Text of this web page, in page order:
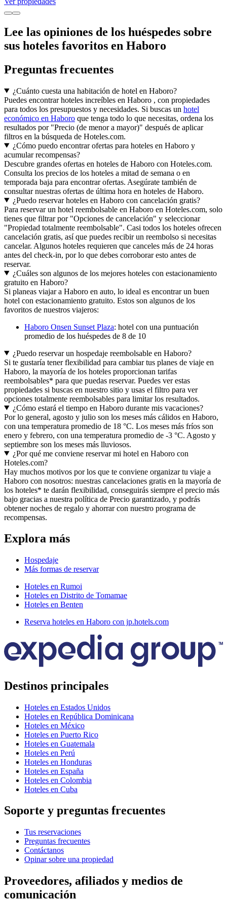
Lee las opiniones de los huéspedes sobre
sus hoteles favoritos en Haboro
Preguntas frecuentes
¿Cuánto cuesta una habitación de hotel en Haboro?
Puedes encontrar hoteles increíbles en Haboro , con propiedades
para todos los presupuestos y necesidades. Si buscas un hotel
económico en Haboro que tenga todo lo que necesitas, ordena los
resultados por "Precio (de menor a mayor)" después de aplicar
filtros en la búsqueda de Hoteles.com.
¿Cómo puedo encontrar ofertas para hoteles en Haboro y
acumular recompensas?
Descubre grandes ofertas en hoteles de Haboro con Hoteles.com.
Consulta los precios de los hoteles a mitad de semana o en
temporada baja para encontrar ofertas. Asegúrate también de
consultar nuestras ofertas de última hora en hoteles de Haboro.
¿Puedo reservar hoteles en Haboro con cancelación gratis?
Para reservar un hotel reembolsable en Haboro en Hoteles.com, solo
tienes que filtrar por "Opciones de cancelación" y seleccionar
"Propiedad totalmente reembolsable". Casi todos los hoteles ofrecen
cancelación gratis, así que puedes recibir un reembolso si necesitas
cancelar. Algunos hoteles requieren que canceles más de 24 horas
antes del check-in, por lo que debes corroborar esto antes de
reservar.
¿Cuáles son algunos de los mejores hoteles con estacionamiento
gratuito en Haboro?
Si planeas viajar a Haboro en auto, lo ideal es encontrar un buen
hotel con estacionamiento gratuito. Estos son algunos de los
favoritos de nuestros viajeros:
Haboro Onsen Sunset Plaza: hotel con una puntuación
promedio de los huéspedes de 8 de 10
¿Puedo reservar un hospedaje reembolsable en Haboro?
Si te gustaría tener flexibilidad para cambiar tus planes de viaje en
Haboro, la mayoría de los hoteles proporcionan tarifas
reembolsables* para que puedas reservar. Puedes ver estas
propiedades si buscas en nuestro sitio y usas el filtro para ver
opciones totalmente reembolsables para limitar los resultados.
¿Cómo estará el tiempo en Haboro durante mis vacaciones?
Por lo general, agosto y julio son los meses más cálidos en Haboro,
con una temperatura promedio de 18 °C. Los meses más fríos son
enero y febrero, con una temperatura promedio de -3 °C. Agosto y
septiembre son los meses más lluviosos.
¿Por qué me conviene reservar mi hotel en Haboro con
Hoteles.com?
Hay muchos motivos por los que te conviene organizar tu viaje a
Haboro con nosotros: nuestras cancelaciones gratis en la mayoría de
los hoteles* te darán flexibilidad, conseguirás siempre el precio más
bajo gracias a nuestra política de Precio garantizado, y podrás
obtener noches de regalo y ahorrar con nuestro programa de
recompensas.
Explora más
Hospedaje
Más formas de reservar
Hoteles en Rumoi
Hoteles en Distrito de Tomamae
Hoteles en Benten
Reserva hoteles en Haboro con jp.hotels.com
Destinos principales
Hoteles en Estados Unidos
Hoteles en República Dominicana
Hoteles en México
Hoteles en Puerto Rico
Hoteles en Guatemala
Hoteles en Perú
Hoteles en Honduras
Hoteles en España
Hoteles en Colombia
Hoteles en Cuba
Soporte y preguntas frecuentes
Tus reservaciones
Preguntas frecuentes
Contáctanos
Opinar sobre una propiedad
Proveedores, afiliados y medios de
comunicación